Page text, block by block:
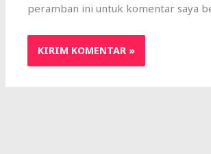
peramban ini untuk komentar saya